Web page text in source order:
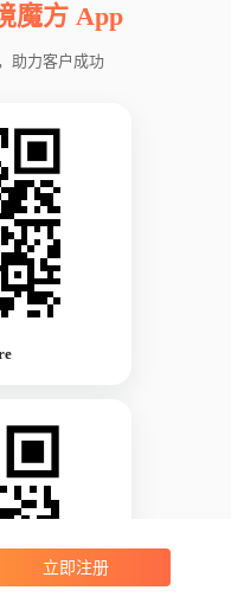
魔方 App
助力客户成功
立即注册